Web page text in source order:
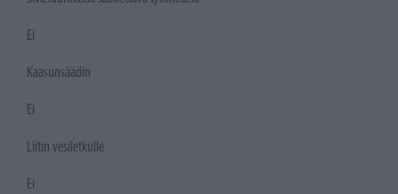
Ei
Kaasunsäädin
Ei
Liitin vesiletkulle
Ei